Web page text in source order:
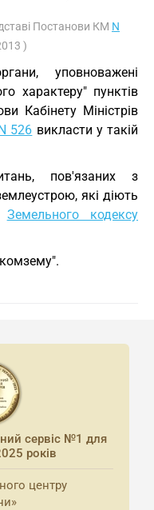
Постанови КМ N
)
уповноважені
характеру" пунктів
Кабінету Міністрів
526 викласти у такій
пов'язаних з
які діють
Земельного кодексу
сервіс №1 для
років
центру